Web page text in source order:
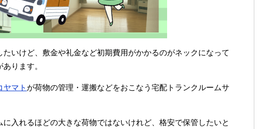
いけど、敷金や礼金など初期費用がかかるのがネックになって
ります。
ヤマト が荷物の管理・運搬などをおこなう宅配トランクルームサ
に入れるほどの大きな荷物ではないけれど、格安で保管したいと